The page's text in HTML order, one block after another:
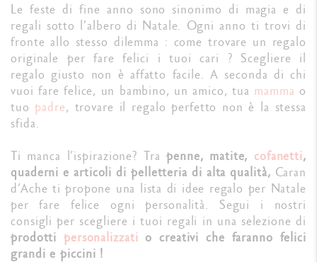
Le feste di fine anno sono sinonimo di magia e di
regali sotto l’albero di Natale. Ogni anno ti trovi di
fronte allo stesso dilemma : come trovare un regalo
originale per fare felici i tuoi cari ? Scegliere il
regalo giusto non è affatto facile. A seconda di chi
vuoi fare felice, un bambino, un amico, tua mamma o
tuopadre, trovare il regalo perfetto non è la stessa
sfida.
Ti manca l’ispirazione? Trapenne, matite, cofanetti,
quaderni e articoli di pelletteria di alta qualità, Caran
d’Ache ti propone una lista di idee regalo per Natale
per fare felice ogni personalità. Segui i nostri
consigli per scegliere i tuoi regali in una selezione di
prodotti personalizzati o creativi che faranno felici
grandi e piccini !